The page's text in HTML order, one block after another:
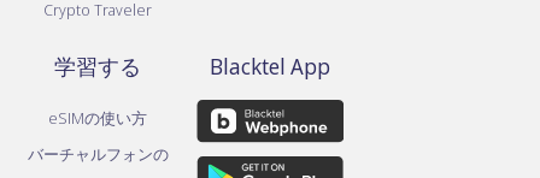
Crypto Traveler
学習する
eSIMの使い方
バーチャルフォンの
Blacktel App